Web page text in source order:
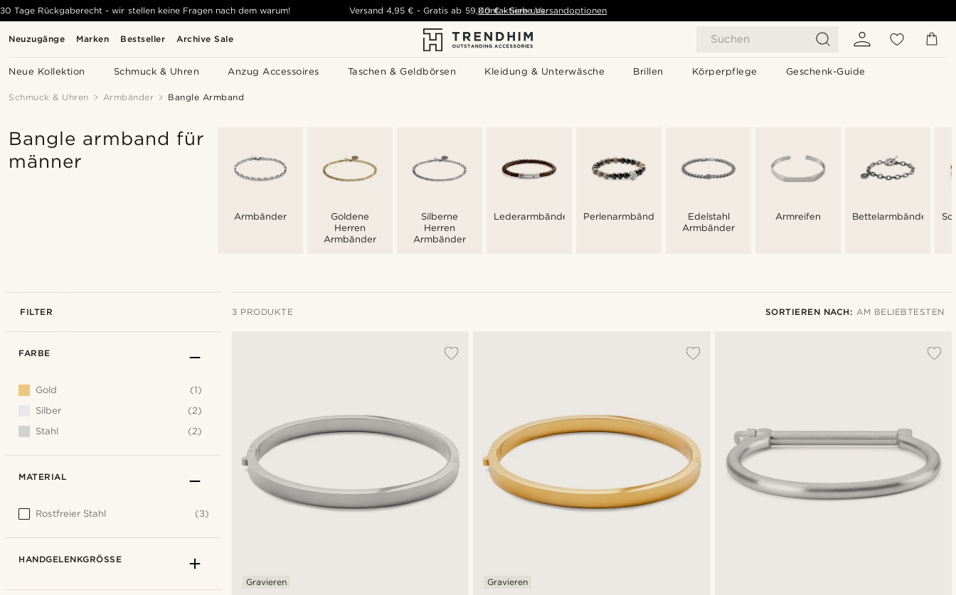
Neuzugänge Marken Bestseller Archive Sale Suchen
Neue Kollektion Schmuck & Uhren Anzug Accessoires Taschen & Geldbörsen Kleidung & Unterwäsche Brillen Körperpflege Geschenk-Guide
30 Tage Rückgaberecht - wir stellen keine Fragen nach dem warum! Versand 4,95 € -Gratis ab 59,00 € - Siehe Versandoptionen
Kontaktiere uns
Schmuck & Uhren Armbänder Bangle Armband
Bangle armband für
männer
Armbänder
Goldene
Herren
Armbänder
Silberne
Herren
Armbänder
Lederarmbänder Perlenarmbänder
Edelstahl
Armbänder
Armreifen Bettelarmbänder
FILTER 3 PRODUKTE SORTIEREN NACH: AM BELIEBTESTEN
Gravieren Gravieren
FARBE
Gold
(1)
Silber
(2)
Stahl
(2)
MATERIAL
Rostfreier Stahl (3)
HANDGELENKGRÖSSE